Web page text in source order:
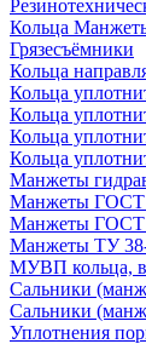
Кольца
Грязесъёмники
Кольца
Кольца
Кольца
Кольца
Кольца
Манжеты
Манжеты ГОСТ
Манжеты ГОСТ
Манжеты ТУ
МУВП кольца,
Сальники
Сальники
Уплотнения